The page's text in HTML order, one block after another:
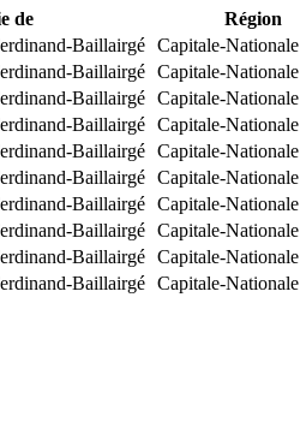
de Région
Baillairgé Capitale-Nationale
Baillairgé Capitale-Nationale
Baillairgé Capitale-Nationale
Baillairgé Capitale-Nationale
Baillairgé Capitale-Nationale
Baillairgé Capitale-Nationale
Baillairgé Capitale-Nationale
Baillairgé Capitale-Nationale
Baillairgé Capitale-Nationale
Baillairgé Capitale-Nationale